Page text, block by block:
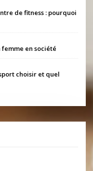
de fitness : pourquoi
en société
choisir et quel